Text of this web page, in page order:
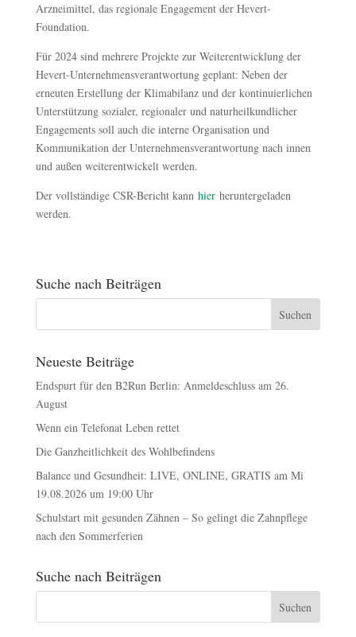
Arzneimittel, das regionale Engagement der Hevert-
Foundation.
Für 2024 sind mehrere Projekte zur Weiterentwicklung der
Hevert-Unternehmensverantwortung geplant: Neben der
erneuten Erstellung der Klimabilanz und der kontinuierlichen
Unterstützung sozialer, regionaler und naturheilkundlicher
Engagements soll auch die interne Organisation und
Kommunikation der Unternehmensverantwortung nach innen
und außen weiterentwickelt werden.
Der vollständige CSR-Bericht kann hierheruntergeladen
werden.
Suche nach Beiträgen
Neueste Beiträge
Endspurt für den B2Run Berlin: Anmeldeschluss am 26.
August
Wenn ein Telefonat Leben rettet
Die Ganzheitlichkeit des Wohlbefindens
Balance und Gesundheit: LIVE, ONLINE, GRATIS am Mi
19.08.2026 um 19:00 Uhr
Schulstart mit gesunden Zähnen – So gelingt die Zahnpflege
nach den Sommerferien
Suche nach Beiträgen